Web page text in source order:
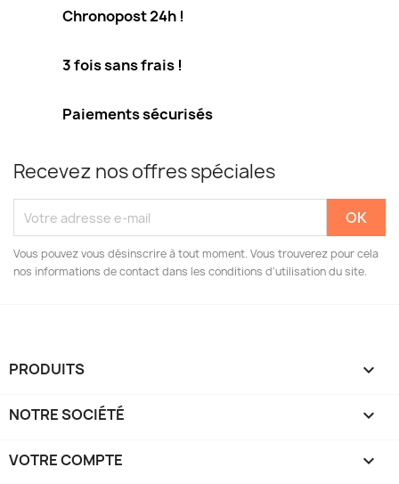
Chronopost 24h !
3 fois sans frais !
Paiements sécurisés
Recevez nos offres spéciales
Vous pouvez vous désinscrire à tout moment. Vous trouverez pour cela
nos informations de contact dans les conditions d'utilisation du site.
PRODUITS 
NOTRE SOCIÉTÉ 
VOTRE COMPTE 